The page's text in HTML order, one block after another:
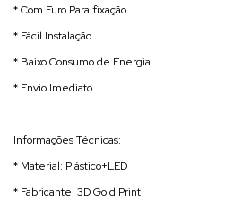
* Com Furo Para fixação
* Fácil Instalação
* Baixo Consumo de Energia
* Envio Imediato
Informações Técnicas:
* Material: Plástico+LED
* Fabricante: 3D Gold Print